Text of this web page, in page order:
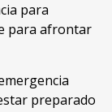
para
para afrontar
preparado